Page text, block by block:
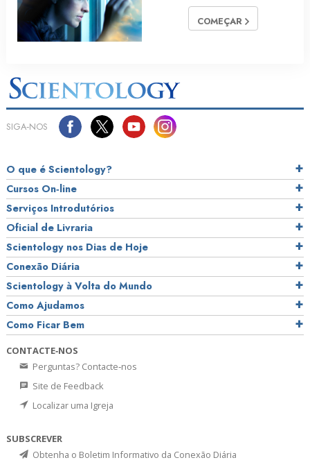
COMEÇAR
SIGA‑NOS
O que é Scientology?
Cursos On‑line
Serviços Introdutórios
Oficial de Livraria
Scientology nos Dias de Hoje
Conexão Diária
Scientology à Volta do Mundo
Como Ajudamos
Como Ficar Bem
CONTACTE‑NOS
Perguntas? Contacte‑nos
Site de Feedback
Localizar uma Igreja
SUBSCREVER
Obtenha o Boletim Informativo da Conexão Diária